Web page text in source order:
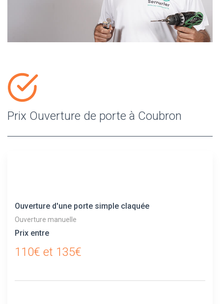
Prix Ouverture de porte à Coubron
Ouverture d'une porte simple claquée
Ouverture manuelle
Prix entre
110€ et 135€